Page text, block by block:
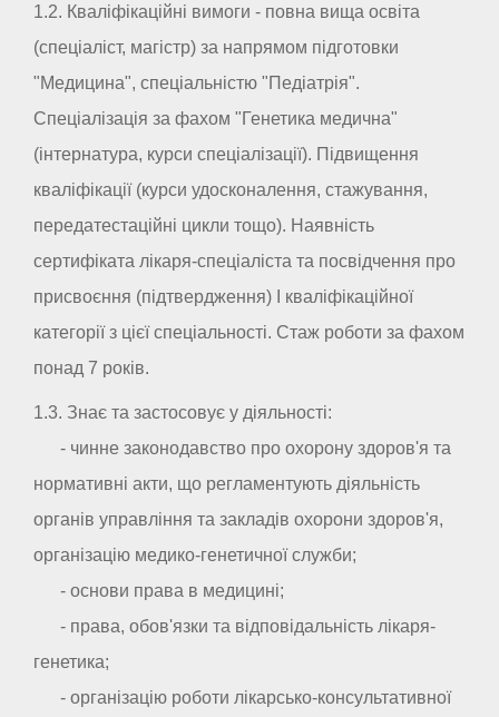
1.2. Кваліфікаційні вимоги - повна вища освіта
(спеціаліст, магістр) за напрямом підготовки
"Медицина", спеціальністю "Педіатрія".
Спеціалізація за фахом "Генетика медична"
(інтернатура, курси спеціалізації). Підвищення
кваліфікації (курси удосконалення, стажування,
передатестаційні цикли тощо). Наявність
сертифіката лікаря-спеціаліста та посвідчення про
присвоєння (підтвердження) I кваліфікаційної
категорії з цієї спеціальності. Стаж роботи за фахом
понад 7 років.
1.3. Знає та застосовує у діяльності:
- чинне законодавство про охорону здоров'я та
нормативні акти, що регламентують діяльність
органів управління та закладів охорони здоров'я,
організацію медико-генетичної служби;
- основи права в медицині;
- права, обов'язки та відповідальність лікаря-
генетика;
- організацію роботи лікарсько-консультативної